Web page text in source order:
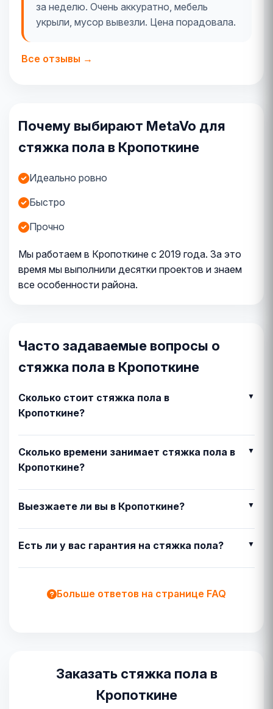
за неделю. Очень аккуратно, мебель
укрыли, мусор вывезли. Цена порадовала.
Все отзывы →
Почему выбирают MetaVo для
стяжка пола в Кропоткине
Идеально ровно
Быстро
Прочно
Мы работаем в Кропоткине с 2019 года. За это
время мы выполнили десятки проектов и знаем
все особенности района.
Часто задаваемые вопросы о
стяжка пола в Кропоткине
Сколько стоит стяжка пола в
Кропоткине?
Сколько времени занимает стяжка пола в
Кропоткине?
Выезжаете ли вы в Кропоткине?
Есть ли у вас гарантия на стяжка пола?
Больше ответов на странице FAQ
Заказать стяжка пола в
Кропоткине